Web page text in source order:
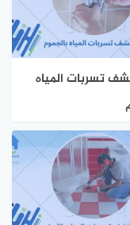
تسربات المياه